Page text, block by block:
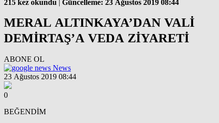
215 kez okundu | Güncelleme: 23 Ağustos 2019 08:44
MERAL ALTINKAYA’DAN VALİ
DEMİRTAŞ’A VEDA ZİYARETİ
ABONE OL
News
23 Ağustos 2019 08:44
0
BEĞENDİM